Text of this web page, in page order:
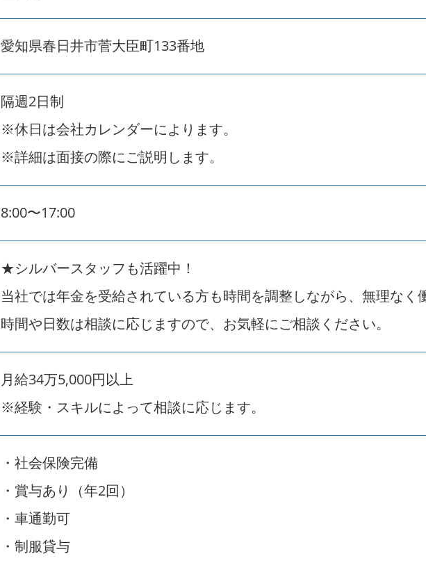
愛知県春日井市菅大臣町133番地
隔週2日制
※休日は会社カレンダーによります。
※詳細は面接の際にご説明します。
8:00〜17:00
★シルバースタッフも活躍中！
当社では年金を受給されている方も時間を調整しながら、無理な
時間や日数は相談に応じますので、お気軽にご相談ください。
月給34万5,000円以上
※経験・スキルによって相談に応じます。
・社会保険完備
・賞与あり（年2回）
・車通勤可
・制服貸与